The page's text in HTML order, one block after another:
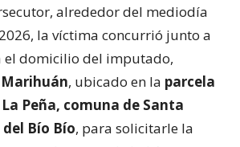
alrededor del mediodía
la víctima concurrió junto a
el domicilio del imputado,
, ubicado en la parcela
Peña, comuna de Santa
Bío Bío, para solicitarle la